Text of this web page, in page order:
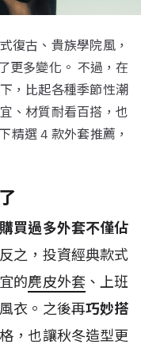
復古、貴族學院風，
更多變化。 不過，在
，比起各種季節性潮
、材質耐看百搭，也
精選 4 款外套推薦，
購買過多外套不僅佔
之，投資經典款式
的麂皮外套、上班
衣。之後再巧妙搭
，也讓秋冬造型更